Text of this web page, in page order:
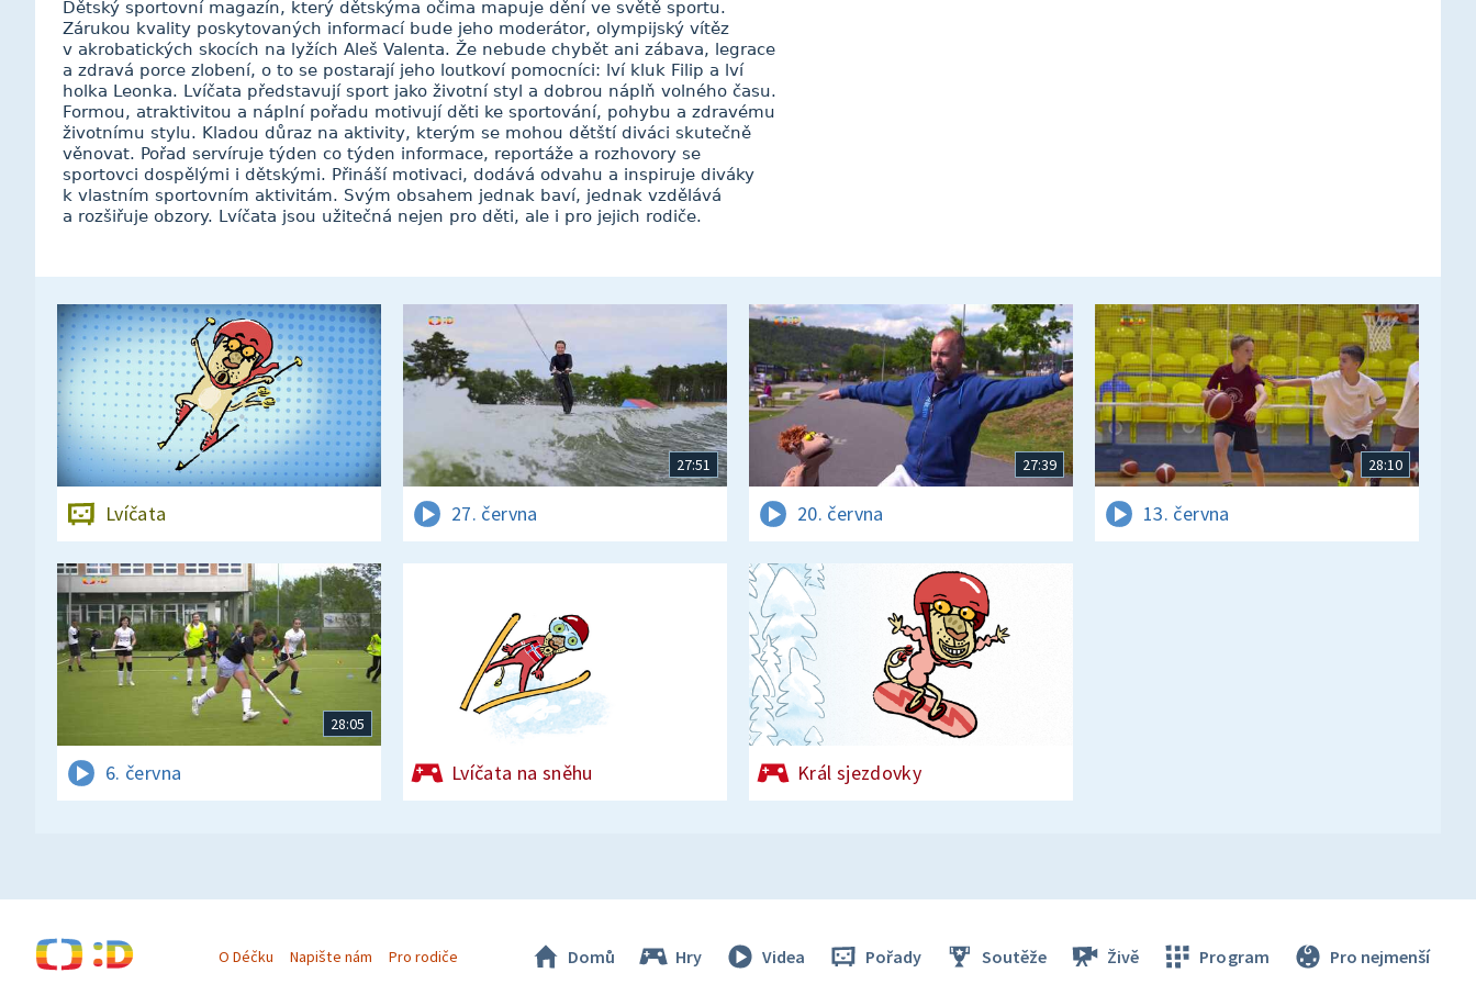
Dětský sportovní magazín, který dětskýma očima mapuje dění ve světě sportu.
Zárukou kvality poskytovaných informací bude jeho moderátor, olympijský vítěz
v akrobatických skocích na lyžích Aleš Valenta. Že nebude chybět ani zábava, legrace
a zdravá porce zlobení, o to se postarají jeho loutkoví pomocníci: lví kluk Filip a lví
holka Leonka. Lvíčata představují sport jako životní styl a dobrou náplň volného času.
Formou, atraktivitou a náplní pořadu motivují děti ke sportování, pohybu a zdravému
životnímu stylu. Kladou důraz na aktivity, kterým se mohou dětští diváci skutečně
věnovat. Pořad servíruje týden co týden informace, reportáže a rozhovory se
sportovci dospělými i dětskými. Přináší motivaci, dodává odvahu a inspiruje diváky
k vlastním sportovním aktivitám. Svým obsahem jednak baví, jednak vzdělává
a rozšiřuje obzory. Lvíčata jsou užitečná nejen pro děti, ale i pro jejich rodiče.
Lvíčata
27:51
27. června
27:39
20. června
28:10
13. června
28:05
6. června Lvíčata na sněhu Král sjezdovky
O Déčku Napište nám Pro rodiče Domů Hry Videa Pořady Soutěže Živě Program Pro nejmenší